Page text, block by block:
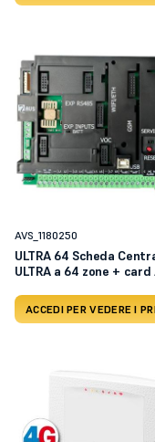
AVS_1180250
ULTRA 64 Scheda
ULTRA a 64 zone + card
ACCEDI PER VEDERE I